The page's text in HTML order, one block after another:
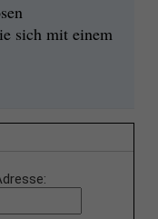
sich mit einem